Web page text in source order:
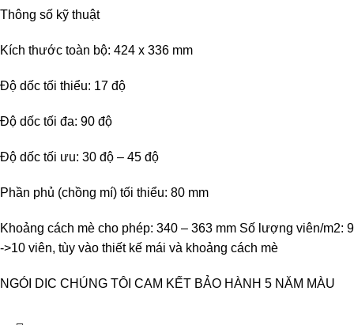
Thông số kỹ thuật
Kích thước toàn bộ: 424 x 336 mm
Độ dốc tối thiểu: 17 độ
Độ dốc tối đa: 90 độ
Độ dốc tối ưu: 30 độ – 45 độ
Phần phủ (chồng mí) tối thiểu: 80 mm
Khoảng cách mè cho phép: 340 – 363 mm Số lượng viên/m2: 9
->10 viên, tùy vào thiết kế mái và khoảng cách mè
NGÓI DIC CHÚNG TÔI CAM KẾT BẢO HÀNH 5 NĂM MÀU